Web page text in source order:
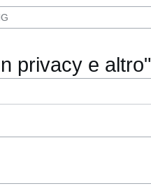
privacy e altro"